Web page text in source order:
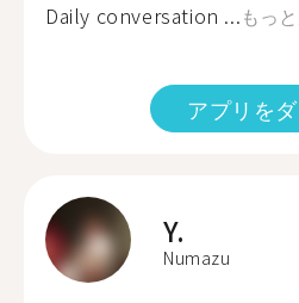
Daily conversation ...もっ
アプリを
Y.
Numazu